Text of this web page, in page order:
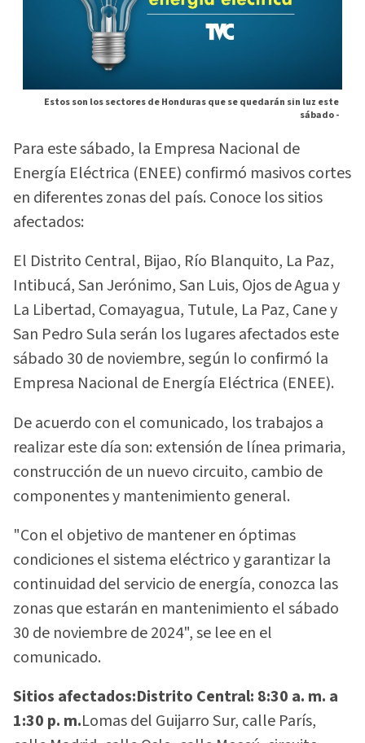
Estos son los sectores de Honduras que se quedarán sin luz este
sábado -
Para este sábado, la Empresa Nacional de
Energía Eléctrica (ENEE) confirmó masivos cortes
en diferentes zonas del país. Conoce los sitios
afectados:
El Distrito Central, Bijao, Río Blanquito, La Paz,
Intibucá, San Jerónimo, San Luis, Ojos de Agua y
La Libertad, Comayagua, Tutule, La Paz, Cane y
San Pedro Sula serán los lugares afectados este
sábado 30 de noviembre, según lo confirmó la
Empresa Nacional de Energía Eléctrica (ENEE).
De acuerdo con el comunicado, los trabajos a
realizar este día son: extensión de línea primaria,
construcción de un nuevo circuito, cambio de
componentes y mantenimiento general.
"Con el objetivo de mantener en óptimas
condiciones el sistema eléctrico y garantizar la
continuidad del servicio de energía, conozca las
zonas que estarán en mantenimiento el sábado
30 de noviembre de 2024", se lee en el
comunicado.
Sitios afectados:Distrito Central: 8:30 a. m. a
1:30 p. m.Lomas del Guijarro Sur, calle París,